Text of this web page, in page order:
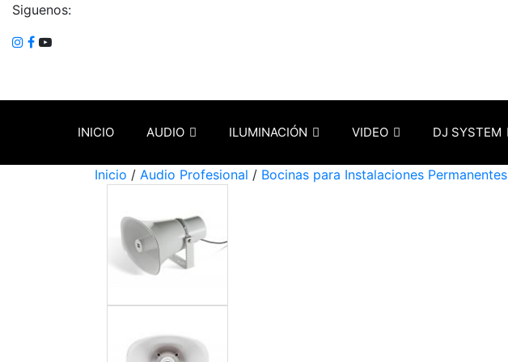
Siguenos:
INICIO AUDIO ILUMINACIÓN VIDEO DJ SYSTEM
Inicio / Audio Profesional / Bocinas para Instalaciones Permanentes